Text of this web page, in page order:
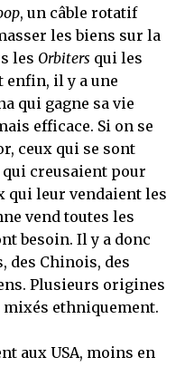
, un câble rotatif
les biens sur la
les Orbiters qui les
enfin, il y a une
qui gagne sa vie
efficace. Si on se
ceux qui se sont
creusaient pour
qui leur vendaient les
vend toutes les
besoin. Il y a donc
des Chinois, des
Plusieurs origines
mixés ethniquement.
aux USA, moins en